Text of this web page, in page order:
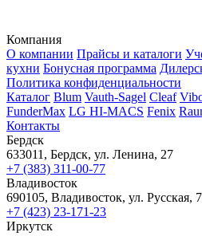
Компания
О компании Прайсы и каталоги
кухни Бонусная программа
Политика конфиденциальности
Каталог Blum Vauth-Sagel Cleaf
FunderMax LG HI-MACS Fenix
Контакты
Бердск
633011, Бердск, ул. Ленина, 27
+7 (383) 311-00-77
Владивосток
690105, Владивосток, ул. Русская,
+7 (423) 23-171-23
Иркутск